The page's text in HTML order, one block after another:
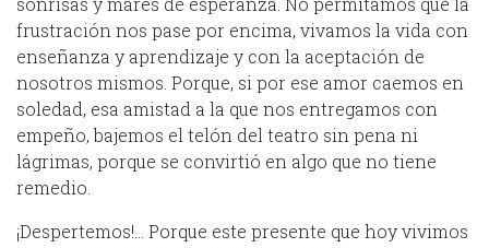
frustración nos pase por encima, vivamos la vida con
enseñanza y aprendizaje y con la aceptación de
nosotros mismos. Porque, si por ese amor caemos en
soledad, esa amistad a la que nos entregamos con
empeño, bajemos el telón del teatro sin pena ni
lágrimas, porque se convirtió en algo que no tiene
remedio.
¡Despertemos!… Porque este presente que hoy vivimos